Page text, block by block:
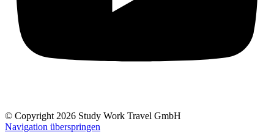
© Copyright 2026 Study Work Travel GmbH
Navigation überspringen